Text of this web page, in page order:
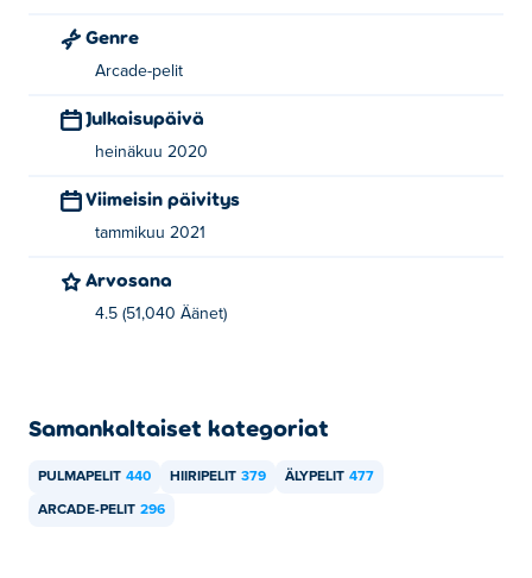
Genre
Arcade-pelit
Julkaisupäivä
heinäkuu 2020
Viimeisin päivitys
tammikuu 2021
Arvosana
4.5 (51,040 Äänet)
Samankaltaiset kategoriat
PULMAPELIT 440 HIIRIPELIT 379 ÄLYPELIT 477
ARCADE-PELIT 296